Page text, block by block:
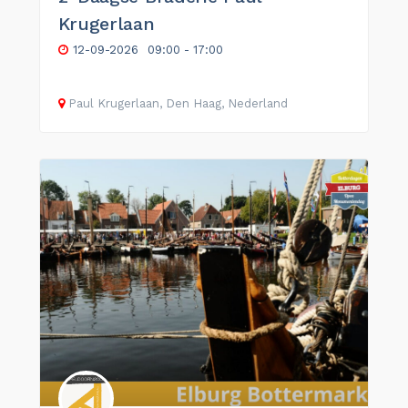
Krugerlaan
12-09-2026 09:00 - 17:00
Paul Krugerlaan, Den Haag, Nederland